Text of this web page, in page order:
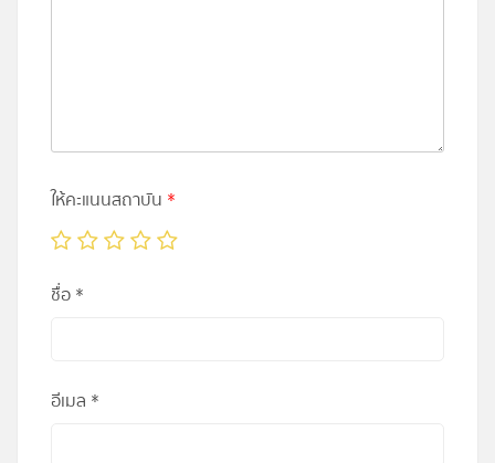
ให้คะแนนสถาบัน *
ชื่อ*
อีเมล *